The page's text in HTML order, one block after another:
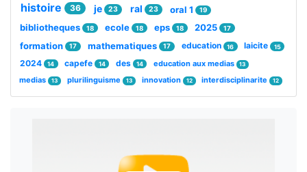
histoire 36 je 23 ral 23 oral 1 19
bibliotheques 18 ecole 18 eps 18 2025 17
formation 17 mathematiques 17 education 16 laicite 15
2024 14 capefe 14 des 14 education aux medias 13
medias 13 plurilinguisme 13 innovation 12 interdisciplinarite 12